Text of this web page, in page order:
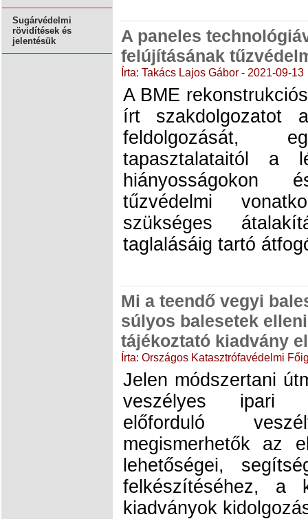
Sugárvédelmi
rövidítések és
jelentésük
A paneles
felújításának
Írta: Takács Lajos Gábor - 2021-09-13
A BME
írt szakdolgozatot
feldolgozását,
tapasztalataitól a
tűzvédelmi
szükséges
taglalásáig tartó
Mi a teendő vegyi
súlyos balesetek
tájékoztató kiadvány
Írta: Országos Katasztrófavédelmi
Jelen módszertani
veszélyes ipari
előforduló
megismerhetők az
lehetőségei,
felkészítéséhez, a
kiadványok